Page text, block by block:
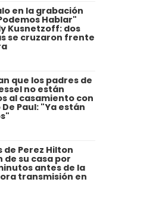
en la grabación
Hablar"
Kusnetzoff: dos
se cruzaron frente
que los padres de
no están
al casamiento con
Paul: "Ya están
de Perez Hilton
de su casa por
antes de la
transmisión en